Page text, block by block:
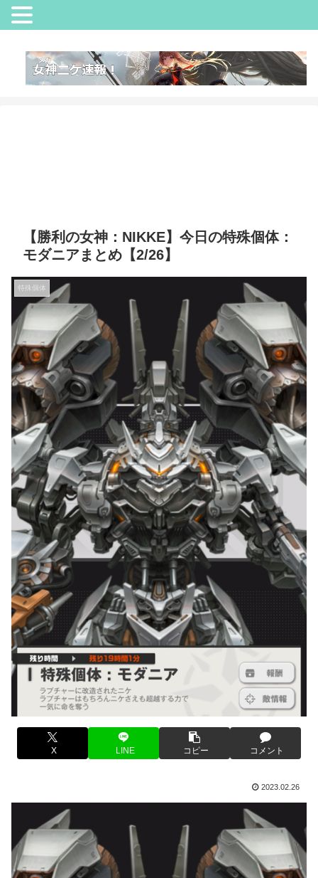
【勝利の女神：NIKKE】今日の特殊個体：
モダニアまとめ【2/26】
特殊個体
X LINE コピー コメント
2023.02.26